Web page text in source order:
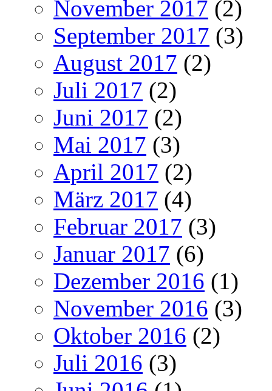
November 2017 (2)
September 2017 (3)
August 2017 (2)
Juli 2017 (2)
Juni 2017 (2)
Mai 2017 (3)
April 2017 (2)
März 2017 (4)
Februar 2017 (3)
Januar 2017 (6)
Dezember 2016 (1)
November 2016 (3)
Oktober 2016 (2)
Juli 2016 (3)